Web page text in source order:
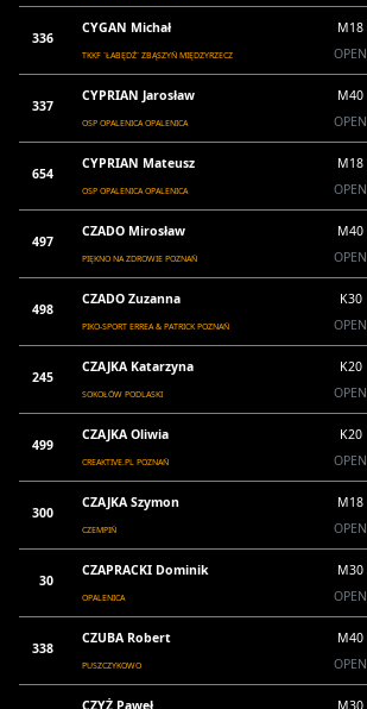
336
CYGAN Michał
TKKF `ŁABĘDŹ` ZBĄSZYŃ MIĘDZYRZECZ
M18
OPEN
337
CYPRIAN Jarosław
OSP OPALENICA OPALENICA
M40
OPEN
654
CYPRIAN Mateusz
OSP OPALENICA OPALENICA
M18
OPEN
497
CZADO Mirosław
PIĘKNO NA ZDROWIE POZNAŃ
M40
OPEN
498
CZADO Zuzanna
PIKO-SPORT ERREA & PATRICK POZNAŃ
K30
OPEN
245
CZAJKA Katarzyna
SOKOŁÓW PODLASKI
K20
OPEN
499
CZAJKA Oliwia
CREAKTIVE.PL POZNAŃ
K20
OPEN
300
CZAJKA Szymon
CZEMPIŃ
M18
OPEN
30
CZAPRACKI Dominik
OPALENICA
M30
OPEN
338
CZUBA Robert
PUSZCZYKOWO
M40
OPEN
CZYŻ Paweł M30